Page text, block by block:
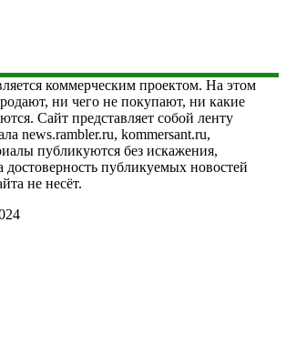
коммерческим проектом. На этом
ни чего не покупают, ни какие
Сайт представляет собой ленту
news.rambler.ru, kommersant.ru,
публикуются без искажения,
достоверность публикуемых новостей
не несёт.